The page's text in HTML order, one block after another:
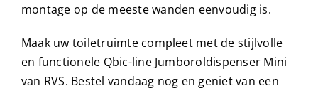
montage op de meeste wanden eenvoudig is.
Maak uw toiletruimte compleet met de stijlvolle
en functionele Qbic-line Jumboroldispenser Mini
van RVS. Bestel vandaag nog en geniet van een